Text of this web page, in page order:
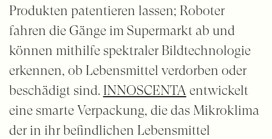
Produkten patentieren lassen; Roboter
fahren die Gänge im Supermarkt ab und
können mithilfe spektraler Bildtechnologie
erkennen, ob Lebensmittel verdorben oder
beschädigt sind. INNOSCENTA entwickelt
eine smarte Verpackung, die das Mikroklima
der in ihr befindlichen Lebensmittel